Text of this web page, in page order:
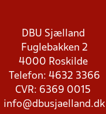
DBU Sjælland
Fuglebakken 2
4000 Roskilde
Telefon: 4632 3366
CVR: 6369 0015
info@dbusjaelland.dk